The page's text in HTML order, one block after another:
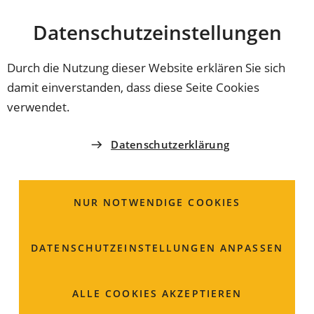
Datenschutz­einstellungen
Durch die Nutzung dieser Website erklären Sie sich
damit einverstanden, dass diese Seite Cookies
verwendet.
Datenschutzerklärung
NUR NOTWENDIGE COOKIES
DATENSCHUTZ­EINSTELLUNGEN ANPASSEN
ALLE COOKIES AKZEPTIEREN
INHALT ANSPRINGEN
Coburg
AMT FÜR SCHULEN, KULTUR UND BILDUNG
Rosenfeld-Tetzner
Sachbearbeiterin
Steingasse 18